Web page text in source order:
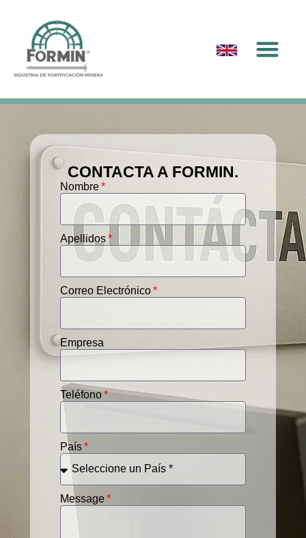
CONTACTA A FORMIN.
Nombre
Apellidos
Correo Electrónico
Empresa
Teléfono
País
Message